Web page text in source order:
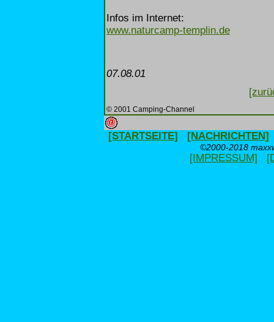
Infos im Internet:
www.naturcamp-templin.de
07.08.01
© 2001 Camping-Channel
[STARTSEITE] [NACHRICHTEN]
©2000-2018
[IMPRESSUM]